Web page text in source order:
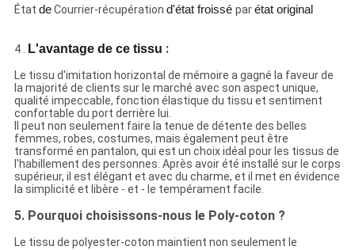
État deCourrier-récupération d'état froissé parétat original
4 . L'avantage de ce tissu :
Le tissu d'imitation horizontal de mémoire a gagné la faveur de
la majorité de clients sur le marché avec son aspect unique,
qualité impeccable, fonction élastique du tissu et sentiment
confortable du port derrière lui.
Il peut non seulement faire la tenue de détente des belles
femmes, robes, costumes, mais également peut être
transformé en pantalon, qui est un choix idéal pour les tissus de
l'habillement des personnes. Après avoir été installé sur le corps
supérieur, il est élégant et avec du charme, et il met en évidence
la simplicité et libère - et - le tempérament facile.
5. Pourquoi choisissons-nous le Poly-coton ?
Le tissu de polyester-coton maintient non seulement le